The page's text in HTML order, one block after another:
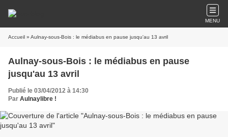
MENU
Accueil » Aulnay-sous-Bois : le médiabus en pause jusqu'au 13 avril
Aulnay-sous-Bois : le médiabus en pause
jusqu'au 13 avril
Publié le 03/04/2012 à 14:30
Par Aulnaylibre !